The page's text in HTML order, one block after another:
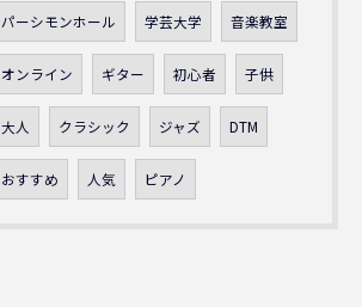
パーシモンホール 学芸大学 音楽教室
オンライン ギター 初心者 子供
大人 クラシック ジャズ DTM
おすすめ 人気 ピアノ